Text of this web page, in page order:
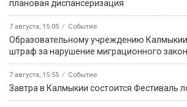
плановая диспансеризация
7 августа, 15:05 Событие
Образовательному учреждению Калмыкии
штраф за нарушение миграционного
7 августа, 15:55 Событие
Завтра в Калмыкии состоится Фестиваль